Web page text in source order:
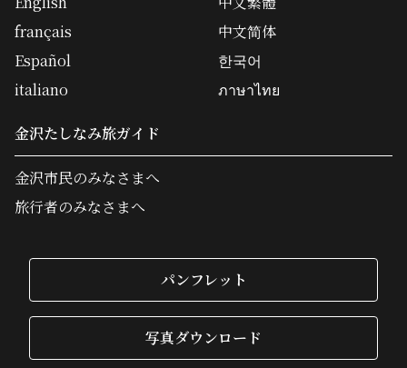
français
Español
italiano
中文简体
한국어
ภาษาไทย
金沢たしなみ旅ガイド
金沢市民のみなさまへ
旅行者のみなさまへ
パンフレット
写真ダウンロード